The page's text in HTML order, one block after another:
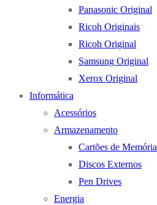
Panasonic Original
Ricoh Originais
Ricoh Original
Samsung Original
Xerox Original
Informática
Acessórios
Armazenamento
Cartões de Memória
Discos Externos
Pen Drives
Energia